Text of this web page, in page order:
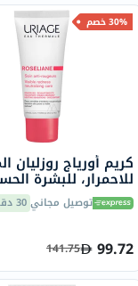
30% خصم
كريم أورياج روزليان
للاحمرار، للبشرة
40 مل توصيل مجاني30 دقيقة
99.72
141.75